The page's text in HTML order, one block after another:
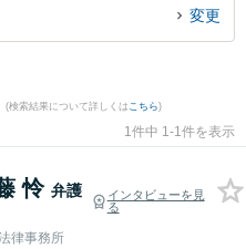
変更
(検索結果について詳しくは こちら)
1件中 1-1件を表示
怜 弁護
インタビューを見
る
律事務所